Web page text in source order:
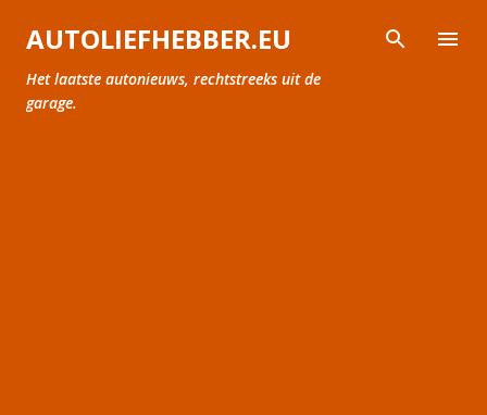
Doorgaan naar hoofdcontent
AUTOLIEFHEBBER.EU
Het laatste autonieuws, rechtstreeks uit de
garage.